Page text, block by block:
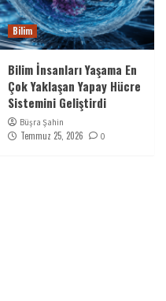
Bilim
Bilim İnsanları Yaşama En
Çok Yaklaşan Yapay Hücre
Sistemini Geliştirdi
Büşra Şahin
Temmuz 25, 2026 0